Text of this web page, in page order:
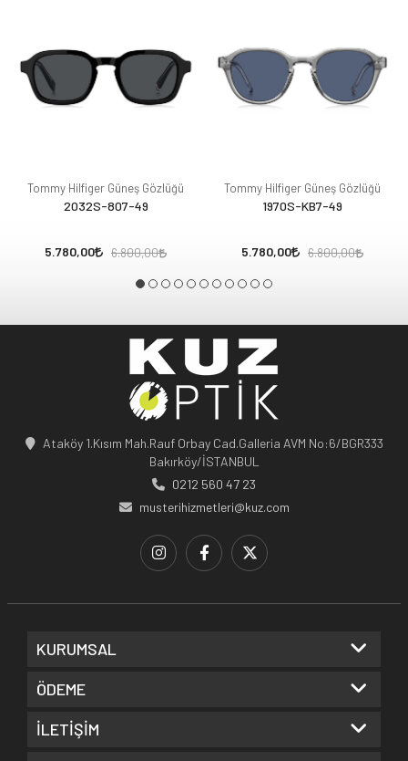
Tommy Hilfiger Güneş Gözlüğü
2032S-807-49
5.780,00 6.800,00
Tommy Hilfiger Güneş Gözlüğü
1970S-KB7-49
5.780,00 6.800,00
Ataköy 1.Kısım Mah.Rauf Orbay Cad.Galleria AVM No:6/BGR333
Bakırköy/İSTANBUL
0212 560 47 23
musterihizmetleri@kuz.com
KURUMSAL
ÖDEME
İLETİŞİM